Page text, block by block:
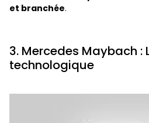
et branchée.
3. Mercedes Maybach :
technologique